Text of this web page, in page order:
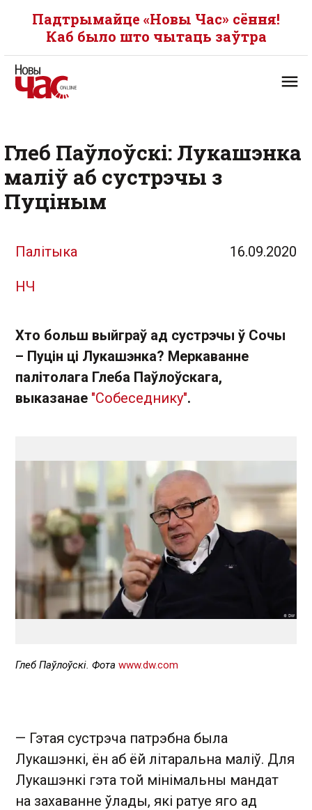
Падтрымайце «Новы Час» сёння!
Каб было што чытаць заўтра
Глеб Паўлоўскі: Лукашэнка
маліў аб сустрэчы з
Пуціным
Палітыка 16.09.2020
НЧ
Хто больш выйграў ад сустрэчы ў Сочы
– Пуцін ці Лукашэнка? Меркаванне
палітолага Глеба Паўлоўскага,
выказанае "Собеседнику".
Глеб Паўлоўскі. Фота www.dw.com
— Гэтая сустрэча патрэбна была
Лукашэнкі, ён аб ёй літаральна маліў. Для
Лукашэнкі гэта той мінімальны мандат
на захаванне ўлады, які ратуе яго ад